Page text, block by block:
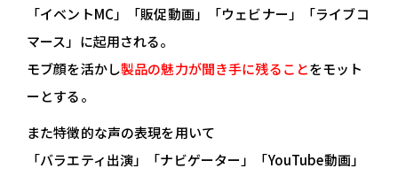
「イベントMC」「販促動画」「ウェビナー」「ライブコ
マース」に起用される。
モブ顔を活かし製品の魅力が聞き手に残ることをモット
ーとする。
また特徴的な声の表現を用いて
「バラエティ出演」「ナビゲーター」「YouTube動画」